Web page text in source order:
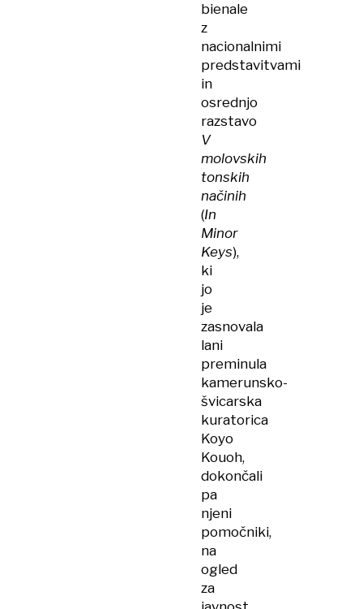
bienale
z
nacionalnimi
predstavitvami
in
osrednjo
razstavo
V
molovskih
tonskih
načinih
(In
Minor
Keys),
ki
jo
je
zasnovala
lani
preminula
kamerunsko-
švicarska
kuratorica
Koyo
Kouoh,
dokončali
pa
njeni
pomočniki,
na
ogled
za